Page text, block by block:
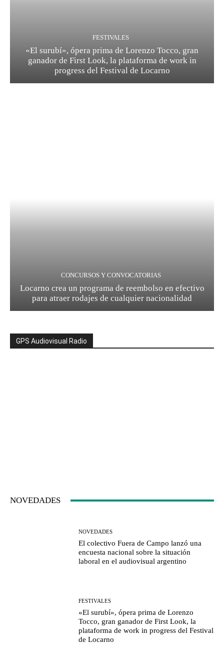
FESTIVALES
«El surubí», ópera prima de Lorenzo Tocco, gran
ganador de First Look, la plataforma de work in
progress del Festival de Locarno
CONCURSOS Y CONVOCATORIAS
Locarno crea un programa de reembolso en efectivo
para atraer rodajes de cualquier nacionalidad
GPS Audiovisual Radio
NOVEDADES
NOVEDADES
El colectivo Fuera de Campo lanzó una
encuesta nacional sobre la situación
laboral en el audiovisual argentino
FESTIVALES
«El surubí», ópera prima de Lorenzo
Tocco, gran ganador de First Look, la
plataforma de work in progress del Festival
de Locarno